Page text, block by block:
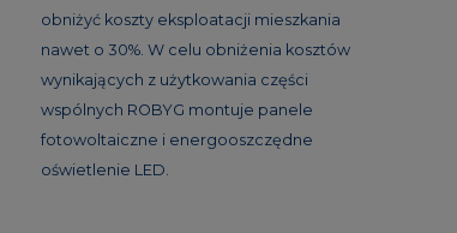
obniżyć koszty eksploatacji mieszkania
nawet o 30%. W celu obniżenia kosztów
wynikających z użytkowania części
wspólnych ROBYG montuje panele
fotowoltaiczne i energooszczędne
oświetlenie LED.